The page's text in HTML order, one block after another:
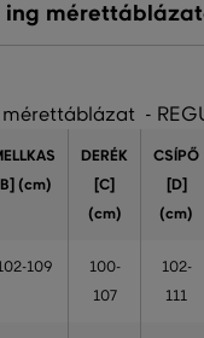
ing
-
(cm)
DERÉK
[C]
(cm)
CSÍPŐ
[D]
(cm)
109
100-
107
102-
111